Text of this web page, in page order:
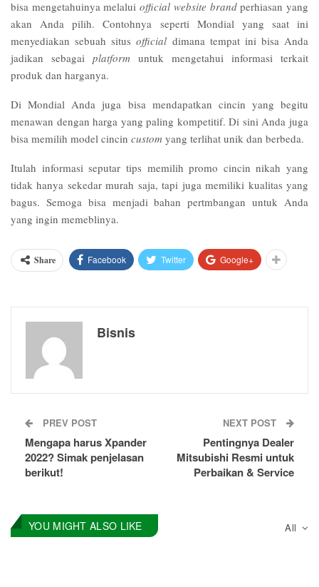
bisa mengetahuinya melaluiofficial website brandperhiasan yang
akan Anda pilih. Contohnya seperti Mondial yang saat ini
menyediakan sebuah situsofficial dimana tempat ini bisa Anda
jadikan sebagai platform untuk mengetahui informasi terkait
produk dan harganya.
Di Mondial Anda juga bisa mendapatkan cincin yang begitu
menawan dengan harga yang paling kompetitif. Di sini Anda juga
bisa memilih model cincin custom yang terlihat unik dan berbeda.
Itulah informasi seputar tips memilihpromo cincin nikah yang
tidak hanya sekedar murah saja, tapi juga memiliki kualitas yang
bagus. Semoga bisa menjadi bahan pertmbangan untuk Anda
yang ingin memeblinya.
Share Facebook Twitter Google+
Bisnis
PREV POST
Mengapa harus Xpander
2022? Simak penjelasan
berikut!
NEXT POST
Pentingnya Dealer
Mitsubishi Resmi untuk
Perbaikan & Service
All
YOU MIGHT ALSO LIKE